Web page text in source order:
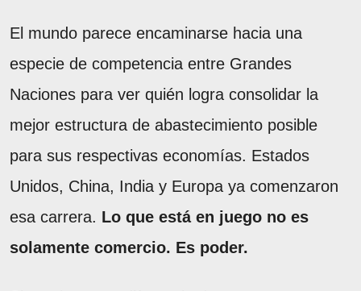
El mundo parece encaminarse hacia una
especie de competencia entre Grandes
Naciones para ver quién logra consolidar la
mejor estructura de abastecimiento posible
para sus respectivas economías. Estados
Unidos, China, India y Europa ya comenzaron
esa carrera. Lo que está en juego no es
solamente comercio. Es poder.